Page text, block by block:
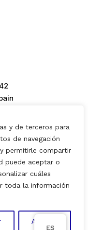
y de terceros para
de navegación
permitirle compartir
puede aceptar o
cuáles
toda la información
Aceptar
ES